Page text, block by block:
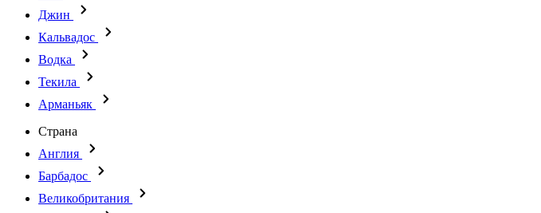
Джин
Кальвадос
Водка
Текила
Арманьяк
Страна
Англия
Барбадос
Великобритания